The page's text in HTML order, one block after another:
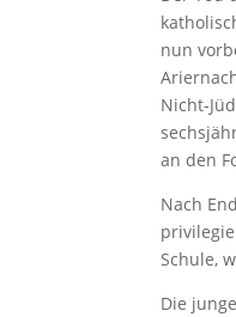
nun
Nicht-
an den
Nach
Schule,
Die